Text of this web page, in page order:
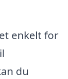
enkelt for
du